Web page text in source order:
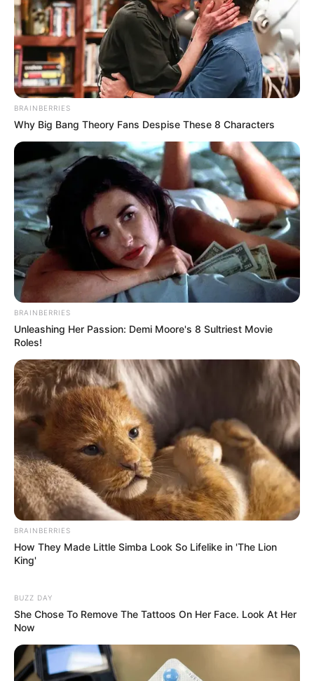
ΕΥΒΟΙΑ
ΤΑΥΤΟΤΗΤΑ ΚΑΙ ΕΠΙΚΟΙΝΩΝΙΑ ΟΡΟΙ ΧΡΗΣΗΣ
BRAINBERRIES
Why Big Bang Theory Fans Despise These 8 Characters
BRAINBERRIES
Unleashing Her Passion: Demi Moore's 8 Sultriest Movie
Roles!
BRAINBERRIES
How They Made Little Simba Look So Lifelike in 'The Lion
King'
BUZZ DAY
She Chose To Remove The Tattoos On Her Face. Look At Her
Now